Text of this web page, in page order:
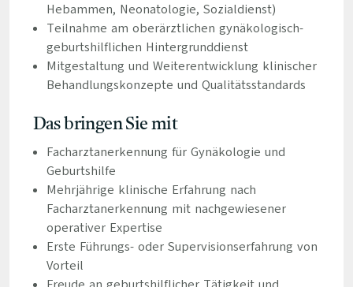
Hebammen, Neonatologie, Sozialdienst)
Teilnahme am oberärztlichen gynäkologisch-
geburtshilflichen Hintergrunddienst
Mitgestaltung und Weiterentwicklung klinischer
Behandlungskonzepte und Qualitätsstandards
Das bringen Sie mit
Facharztanerkennung für Gynäkologie und
Geburtshilfe
Mehrjährige klinische Erfahrung nach
Facharztanerkennung mit nachgewiesener
operativer Expertise
Erste Führungs- oder Supervisionserfahrung von
Vorteil